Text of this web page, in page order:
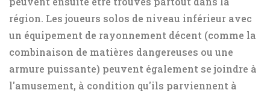
région. Les joueurs solos de niveau inférieur avec
un équipement de rayonnement décent (comme la
combinaison de matières dangereuses ou une
armure puissante) peuvent également se joindre à
l'amusement, à condition qu'ils parviennent à